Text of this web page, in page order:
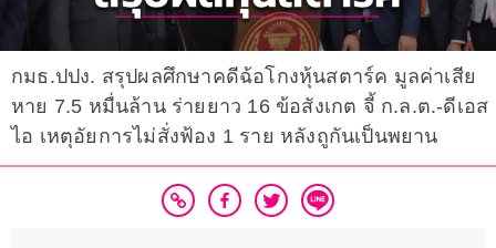
กมธ.ปปง.​ สรุปผลศึกษาคดีฉ้อโกงหุ้นสตาร์ค​ มูลค่าเสีย
หาย​ 7.5 หมื่นล้าน​ ร่ายยาว​ 16 ข้อสังเกต​ จี้​ ก.ล.ต.​-ดีเอส
ไอ​ เหตุอัยการไม่สั่งฟ้อง​ 1 ราย หลังถูกันเป็นพยาน​